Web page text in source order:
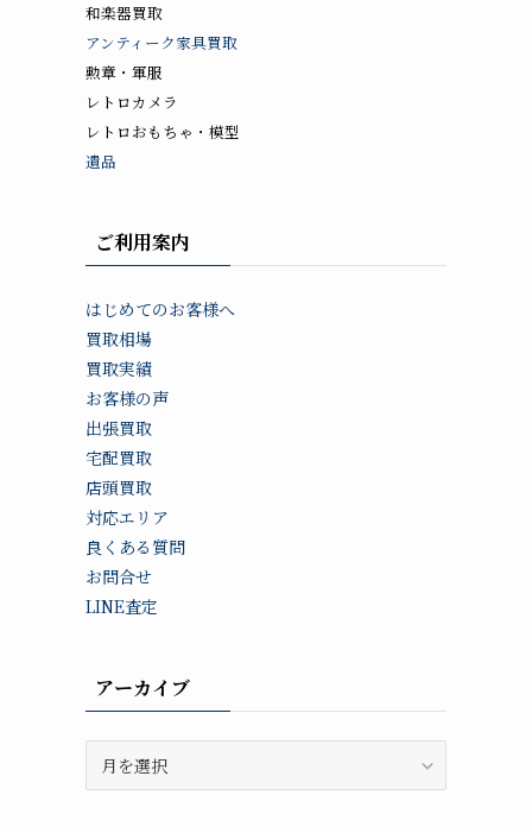
和楽器買取
アンティーク家具買取
勲章・軍服
レトロカメラ
レトロおもちゃ・模型
遺品
ご利用案内
はじめてのお客様へ
買取相場
買取実績
お客様の声
出張買取
宅配買取
店頭買取
対応エリア
良くある質問
お問合せ
LINE査定
アーカイブ